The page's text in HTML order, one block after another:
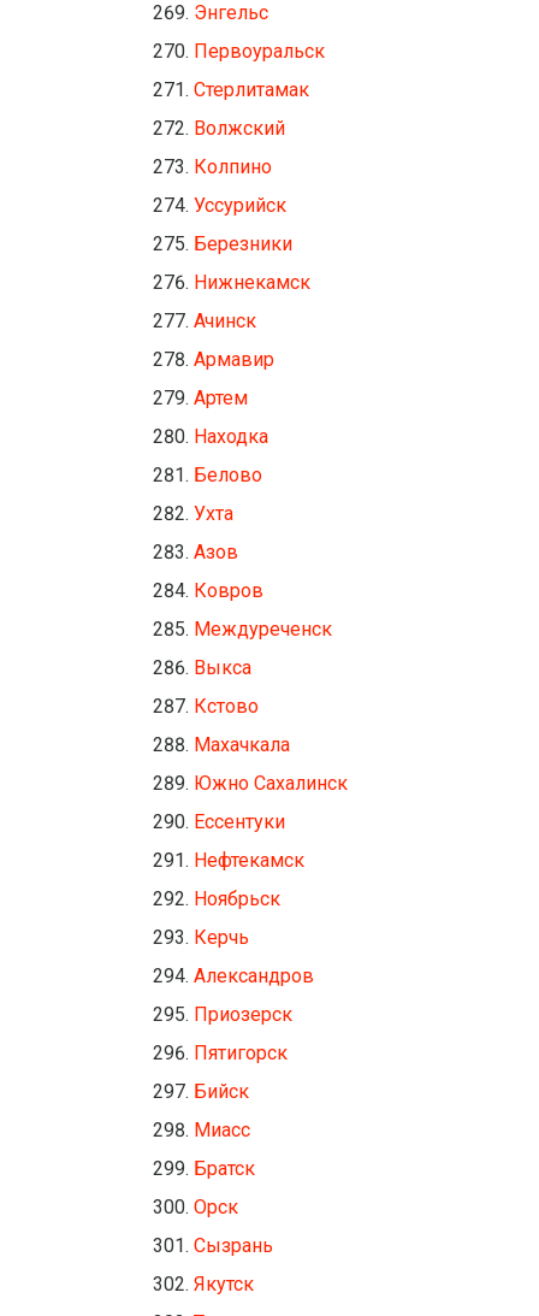
Энгельс
Первоуральск
Стерлитамак
Волжский
Колпино
Уссурийск
Березники
Нижнекамск
Ачинск
Армавир
Артем
Находка
Белово
Ухта
Азов
Ковров
Междуреченск
Выкса
Кстово
Махачкала
Южно Сахалинск
Ессентуки
Нефтекамск
Ноябрьск
Керчь
Александров
Приозерск
Пятигорск
Бийск
Миасс
Братск
Орск
Сызрань
Якутск